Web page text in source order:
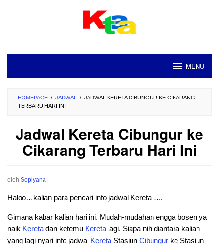
MENU
HOMEPAGE / JADWAL / JADWAL KERETA CIBUNGUR KE CIKARANG
TERBARU HARI INI
Jadwal Kereta Cibungur ke
Cikarang Terbaru Hari Ini
oleh Sopiyana
Haloo…kalian para pencari info jadwal Kereta…..
Gimana kabar kalian hari ini. Mudah-mudahan engga bosen ya
naik Kereta dan ketemu Kereta lagi. Siapa nih diantara kalian
yang lagi nyari info jadwal Kereta Stasiun Cibungur ke Stasiun